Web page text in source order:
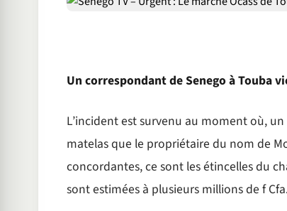
Un correspondant de Senego à Touba
L’incident est survenu au moment où,
matelas que le propriétaire du nom de
concordantes, ce sont les étincelles du
sont estimées à plusieurs millions de f